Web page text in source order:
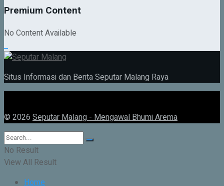
Premium Content
No Content Available
Situs Informasi dan Berita Seputar Malang Raya
© 2026 Seputar Malang - Mengawal Bhumi Arema
No Result
View All Result
Home